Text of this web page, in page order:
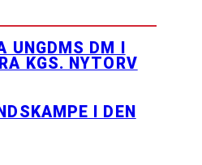
UNGDMS DM I
KGS. NYTORV
I DEN